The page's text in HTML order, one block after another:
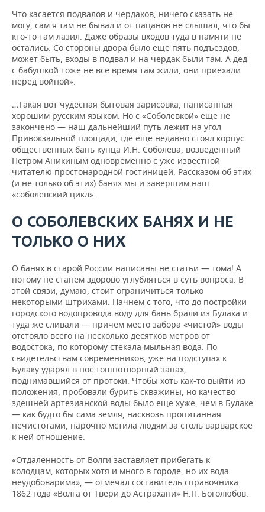
Что касается подвалов и чердаков, ничего сказать не
могу, сам я там не бывал и от пацанов не слышал, что бы
кто-то там лазил. Даже образы входов туда в памяти не
остались. Со стороны двора было еще пять подъездов,
может быть, входы в подвал и на чердак были там. А дед
с бабушкой тоже не все время там жили, они приехали
перед войной».
…Такая вот чудесная бытовая зарисовка, написанная
хорошим русским языком. Но с «Соболевкой» еще не
закончено — наш дальнейший путь лежит на угол
Привокзальной площади, где еще недавно стоял корпус
общественных бань купца И.Н. Соболева, возведенный
Петром Аникиным одновременно с уже известной
читателю простонародной гостиницей. Рассказом об этих
(и не только об этих) банях мы и завершим наш
«соболевский цикл».
О СОБОЛЕВСКИХ БАНЯХ И НЕ
ТОЛЬКО О НИХ
О банях в старой России написаны не статьи — тома! А
потому не станем здорово углубляться в суть вопроса. В
этой связи, думаю, стоит ограничиться только
некоторыми штрихами. Начнем с того, что до постройки
городского водопровода воду для бань брали из Булака и
туда же сливали — причем место забора «чистой» воды
отстояло всего на несколько десятков метров от
водостока, по которому стекала мыльная вода. По
свидетельствам современников, уже на подступах к
Булаку ударял в нос тошнотворный запах,
поднимавшийся от протоки. Чтобы хоть как-то выйти из
положения, пробовали бурить скважины, но качество
здешней артезианской воды было еще хуже, чем в Булаке
— как будто бы сама земля, насквозь пропитанная
нечистотами, нарочно мстила людям за столь варварское
к ней отношение.
«Отдаленность от Волги заставляет прибегать к
колодцам, которых хотя и много в городе, но их вода
неудобоварима», — отмечал составитель справочника
1862 года «Волга от Твери до Астрахани» Н.П. Боголюбов.